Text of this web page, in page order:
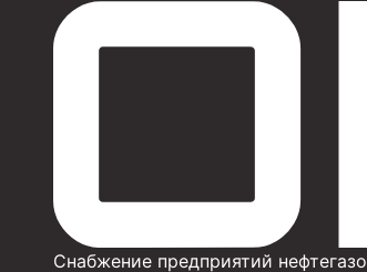
Снабжение предприятий